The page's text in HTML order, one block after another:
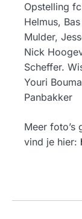
Opstelling
Helmus,
Mulder,
Nick
Scheffer.
Youri
Panbakker
Meer foto’s
vind je hier: